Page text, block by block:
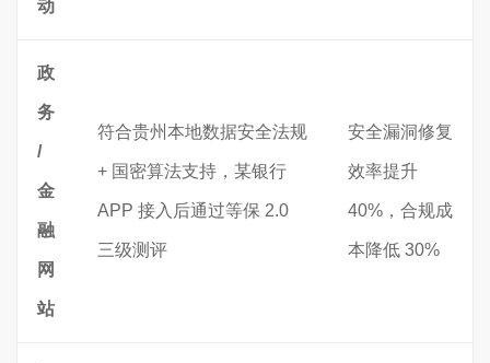
动
政
务
/
金
融
网
站
符合贵州本地数据安全法规
+ 国密算法支持，某银行
APP 接入后通过等保 2.0
三级测评
安全漏洞修复
效率提升
40%，合规成
本降低 30%